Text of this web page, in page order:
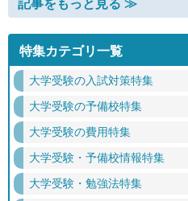
記事をもっと見る ≫
特集カテゴリ一覧
大学受験の入試対策特集
大学受験の予備校特集
大学受験の費用特集
大学受験・予備校情報特集
大学受験・勉強法特集